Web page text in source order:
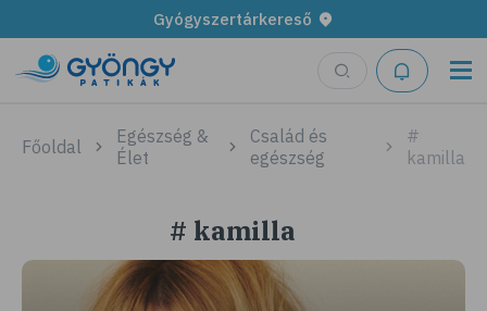
Gyógyszertárkereső
Főoldal
Egészség &
Élet
Család és
egészség
#
kamilla
# kamilla